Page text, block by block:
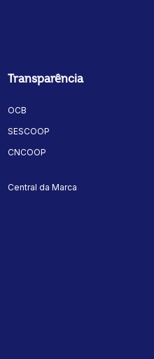
Transparência
OCB
SESCOOP
CNCOOP
Central da Marca